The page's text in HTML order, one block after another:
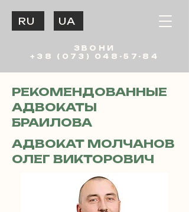
ЗВОНИ
+38 (073) 048-57-84
UA
RU
РЕКОМЕНДОВАННЫЕ
АДВОКАТЫ
БРАИЛОВА
АДВОКАТ МОЛЧАНОВ
ОЛЕГ ВИКТОРОВИЧ